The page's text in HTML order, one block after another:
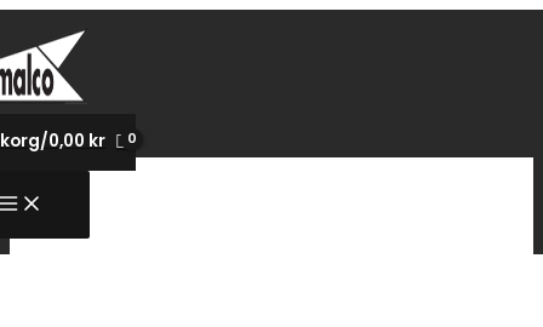
till
innehåll
0,00 kr